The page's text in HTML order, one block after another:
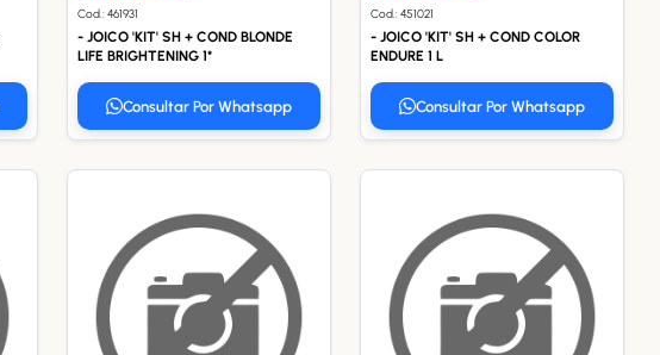
Cod.: 461931
- JOICO 'KIT' SH + COND BLONDE
LIFE BRIGHTENING 1*
Consultar Por Whatsapp
Cod.: 451021
- JOICO 'KIT' SH + COND COLOR
ENDURE 1 L
Consultar Por Whatsapp